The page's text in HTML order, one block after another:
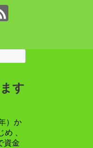
す
）か
、
資金